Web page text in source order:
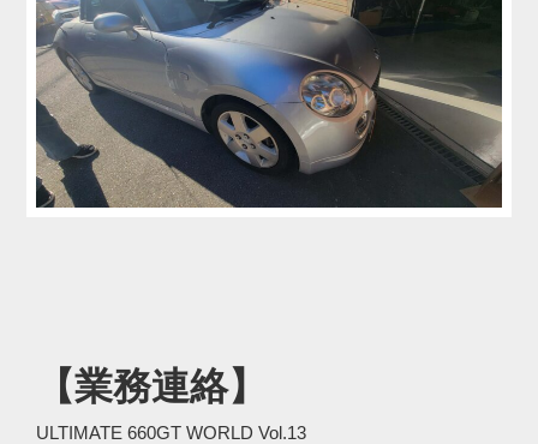
【業務連絡】
ULTIMATE 660GT WORLD Vol.13